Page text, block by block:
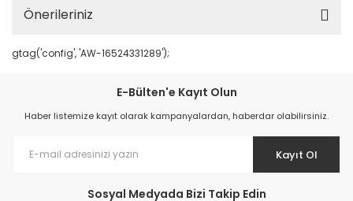
Önerileriniz
gtag('config', 'AW-16524331289');
E-Bülten'e Kayıt Olun
Haber listemize kayıt olarak kampanyalardan, haberdar olabilirsiniz.
Kayıt Ol
Sosyal Medyada Bizi Takip Edin